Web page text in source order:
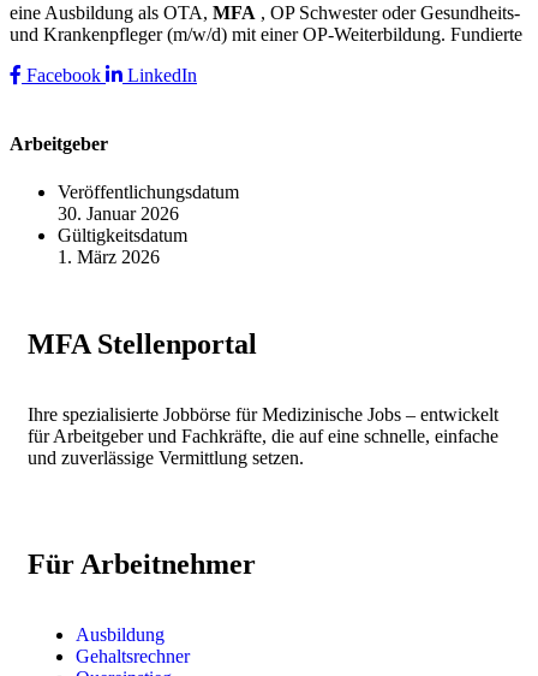
eine Ausbildung als OTA, MFA , OP Schwester oder Gesundheits-
und Krankenpfleger (m/w/d) mit einer OP-Weiterbildung. Fundierte
Facebook
LinkedIn
Arbeitgeber
Veröffentlichungsdatum
30. Januar 2026
Gültigkeitsdatum
1. März 2026
MFA Stellenportal
Ihre spezialisierte Jobbörse für Medizinische Jobs – entwickelt
für Arbeitgeber und Fachkräfte, die auf eine schnelle, einfache
und zuverlässige Vermittlung setzen.
Für Arbeitnehmer
Ausbildung
Gehaltsrechner